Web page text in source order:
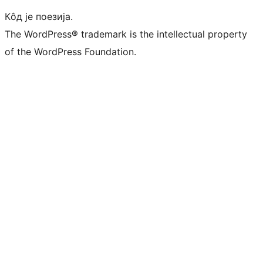
Кôд је поезија.
The WordPress® trademark is the intellectual property
of the WordPress Foundation.